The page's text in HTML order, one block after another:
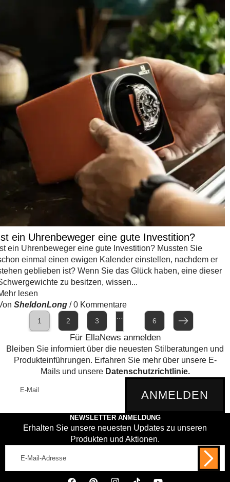
ein Uhrenbeweger eine gute Investition?
ein Uhrenbeweger eine gute Investition? Mussten Sie
einmal einen ewigen Kalender einstellen, nachdem er
geblieben ist? Wenn Sie das Glück haben, eine dieser
zu besitzen, wissen...
lesen
SheldonLong / 0 Kommentare
1 2 3 6 Weiter
Für EllaNews anmelden
Bleiben Sie informiert über die neuesten Stilberatungen und
Produkteinführungen. Erfahren Sie mehr über unsere E-
Mails und unsere Datenschutzrichtlinie.
ANMELDEN
NEWSLETTER ANMELDUNG
Erhalten Sie unsere neuesten Updates zu unseren
Produkten und Aktionen.
Mail-
Adresse